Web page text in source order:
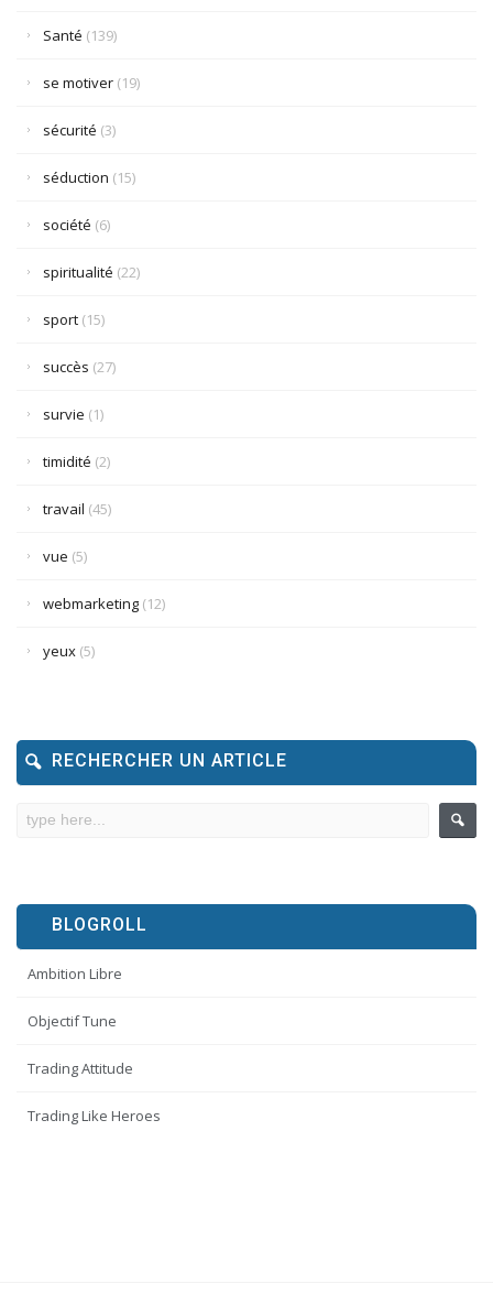
Santé (139)
se motiver (19)
sécurité (3)
séduction (15)
société (6)
spiritualité (22)
sport (15)
succès (27)
survie (1)
timidité (2)
travail (45)
vue (5)
webmarketing (12)
yeux (5)
RECHERCHER UN ARTICLE
BLOGROLL
Ambition Libre
Objectif Tune
Trading Attitude
Trading Like Heroes